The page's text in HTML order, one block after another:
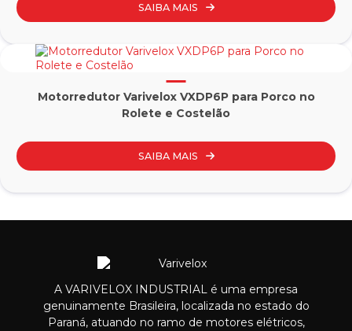
SAIBA MAIS
Motorredutor Varivelox VXDP6P para Porco no
Rolete e Costelão
SAIBA MAIS
A VARIVELOX INDUSTRIAL é uma empresa
genuinamente Brasileira, localizada no estado do
Paraná, atuando no ramo de motores elétricos,